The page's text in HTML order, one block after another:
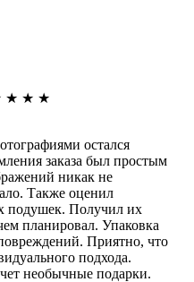
★ ★ ★
остался
заказа был простым
никак не
Также оценил
подушек. Получил их
планировал. Упаковка
Приятно, что
подхода.
необычные подарки.